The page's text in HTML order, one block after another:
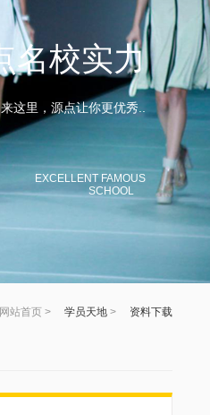
名校实力
来这里，源点让你更优秀..
EXCELLENT FAMOUS
SCHOOL
站首页 > 学员天地 > 资料下载